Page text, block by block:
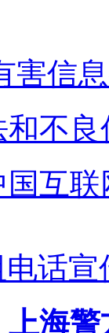
害信
和不
国互
电话宣
海